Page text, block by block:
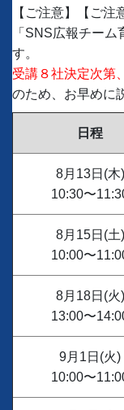
【ご注意】【ご注
「SNS広報チーム
す。
受講８社決定次第
のため、お早めに
日程
8月13日(木)
10:30〜
8月15日(土)
10:00〜
8月18日(火)
13:00〜
9月1日(火)
10:00〜